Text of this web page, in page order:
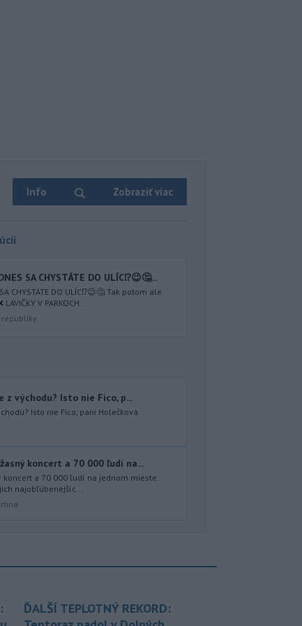
Info Zobraziť viac
SA CHYSTÁTE DO ULÍC⁉️😉🤔...
SA CHYSTÁTE DO ULÍC⁉️😉🤔 Tak potom ale
LAVIČKY V PARKOCH ...
východu? Isto nie Fico, p...
Isto nie Fico, pani Holečková.
koncert a 70 000 ľudí na...
a 70 000 ľudí na jednom mieste.
najobľúbenejšíc...
ĎALŠÍ TEPLOTNÝ REKORD: